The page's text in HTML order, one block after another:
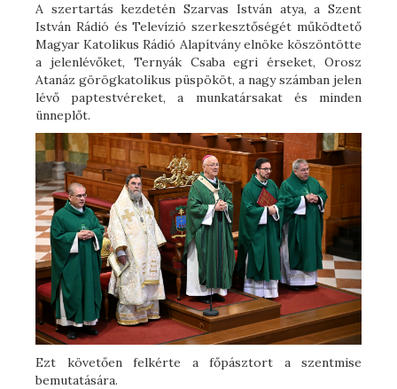
A szertartás kezdetén Szarvas István atya, a Szent
István Rádió és Televízió szerkesztőségét működtető
Magyar Katolikus Rádió Alapítvány elnöke köszöntötte
a jelenlévőket, Ternyák Csaba egri érseket, Orosz
Atanáz görögkatolikus püspököt, a nagy számban jelen
lévő paptestvéreket, a munkatársakat és minden
ünneplőt.
Ezt követően felkérte a főpásztort a szentmise
bemutatására.